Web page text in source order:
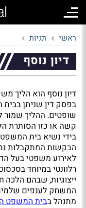
ראשי תגיות
דיון נוסף
דיון נוסף הוא הליך
בפסק דין שניתן
שופטים. ההליך
קשה או כזו הסותרת
בידי נשיא בית
הבקשות המתקבלות
לאירוע משפטי בעל
רלוונטי במיוחד
ייצוגיות, שבהם
המשחק לענפים
מתנהל בבית המשפט